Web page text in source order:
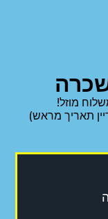
מוזל!
תאריך מראש)